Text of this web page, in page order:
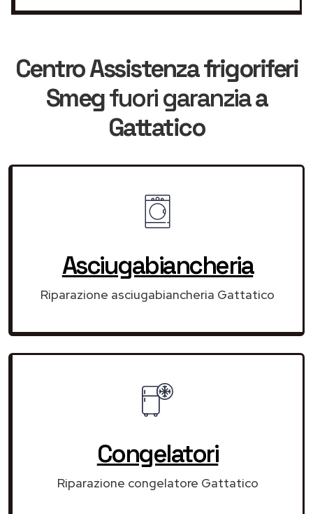
Centro Assistenza frigoriferi
Smegfuori garanziaa
Gattatico
Asciugabiancheria
Riparazione asciugabiancheria Gattatico
Congelatori
Riparazione congelatore Gattatico